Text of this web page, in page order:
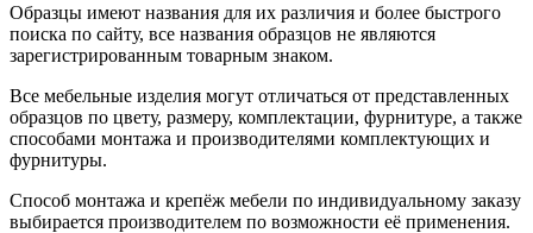
Образцы имеют названия для их различия и более быстрого
поиска по сайту, все названия образцов не являются
зарегистрированным товарным знаком.
Все мебельные изделия могут отличаться от представленных
образцов по цвету, размеру, комплектации, фурнитуре, а также
способами монтажа и производителями комплектующих и
фурнитуры.
Способ монтажа и крепёж мебели по индивидуальному заказу
выбирается производителем по возможности её применения.